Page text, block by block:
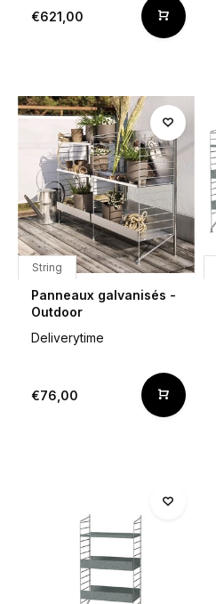
€621,00
String
Panneaux galvanisés -
Outdoor
Deliverytime
€76,00